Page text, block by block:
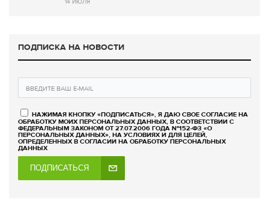
14 ИЮЛЯ
ПОДПИСКА НА НОВОСТИ
НАЖИМАЯ КНОПКУ «ПОДПИСАТЬСЯ», Я ДАЮ СВОЕ СОГЛАСИЕ НА
ОБРАБОТКУ МОИХ ПЕРСОНАЛЬНЫХ ДАННЫХ, В СООТВЕТСТВИИ С
ФЕДЕРАЛЬНЫМ ЗАКОНОМ ОТ 27.07.2006 ГОДА №152-ФЗ «О
ПЕРСОНАЛЬНЫХ ДАННЫХ», НА УСЛОВИЯХ И ДЛЯ ЦЕЛЕЙ,
ОПРЕДЕЛЕННЫХ В СОГЛАСИИ НА ОБРАБОТКУ ПЕРСОНАЛЬНЫХ
ДАННЫХ
ПОДПИСАТЬСЯ